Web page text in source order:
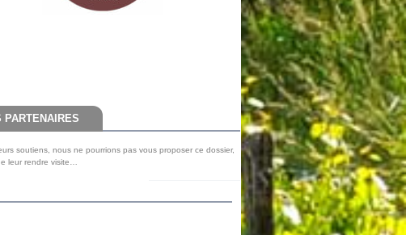
PARTENAIRES
soutiens, nous ne pourrions pas vous proposer ce dossier,
leur rendre visite…